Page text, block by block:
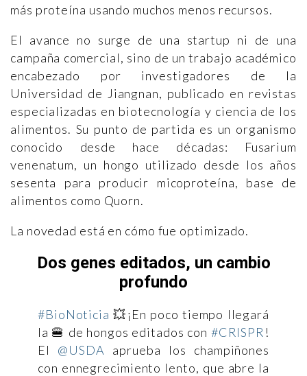
más proteína usando muchos menos recursos.
El avance no surge de una startup ni de una
campaña comercial, sino de un trabajo académico
encabezado por investigadores de la
Universidad de Jiangnan, publicado en revistas
especializadas en biotecnología y ciencia de los
alimentos. Su punto de partida es un organismo
conocido desde hace décadas: Fusarium
venenatum, un hongo utilizado desde los años
sesenta para producir micoproteína, base de
alimentos como Quorn.
La novedad está en cómo fue optimizado.
Dos genes editados, un cambio
profundo
#BioNoticia 💥¡En poco tiempo llegará
la 🍔 de hongos editados con #CRISPR !
El @USDA aprueba los champiñones
con ennegrecimiento lento, que abre la